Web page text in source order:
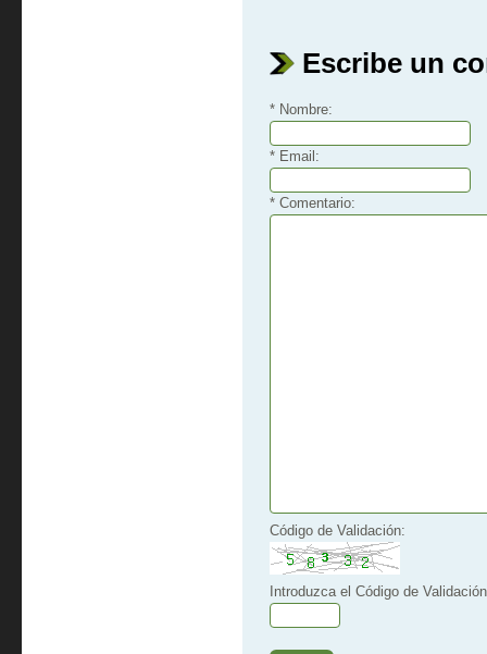
Escribe un
* Nombre:
* Email:
* Comentario:
Código de Validación:
Introduzca el Código de